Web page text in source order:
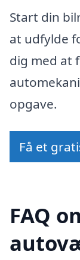
Start din
at udfylde
dig med at
opgave.
Få et
FAQ